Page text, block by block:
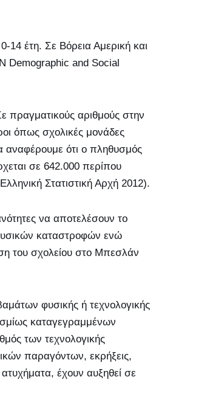
14 έτη. Σε Βόρεια Αμερική και
Demographic and Social
πραγματικούς αριθμούς στην
όπως σχολικές μονάδες
αναφέρουμε ότι ο πληθυσμός
σε 642.000 περίπου
Στατιστική Αρχή 2012).
να αποτελέσουν το
καταστροφών ενώ
του σχολείου στο Μπεσλάν
φυσικής ή τεχνολογικής
καταγεγραμμένων
των τεχνολογικής
παραγόντων, εκρήξεις,
έχουν αυξηθεί σε